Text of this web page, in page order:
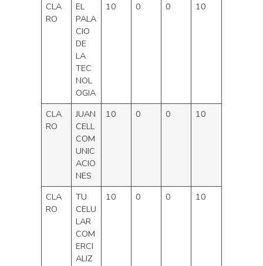
CLA
RO
EL
PALA
CIO
DE
LA
TEC
NOL
OGIA
10 0 0 10
CLA
RO
JUAN
CELL
COM
UNIC
ACIO
NES
10 0 0 10
CLA
RO
TU
CELU
LAR
COM
ERCI
ALIZ
10 0 0 10